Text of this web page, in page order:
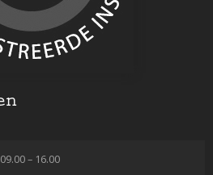
09.00 – 16.00